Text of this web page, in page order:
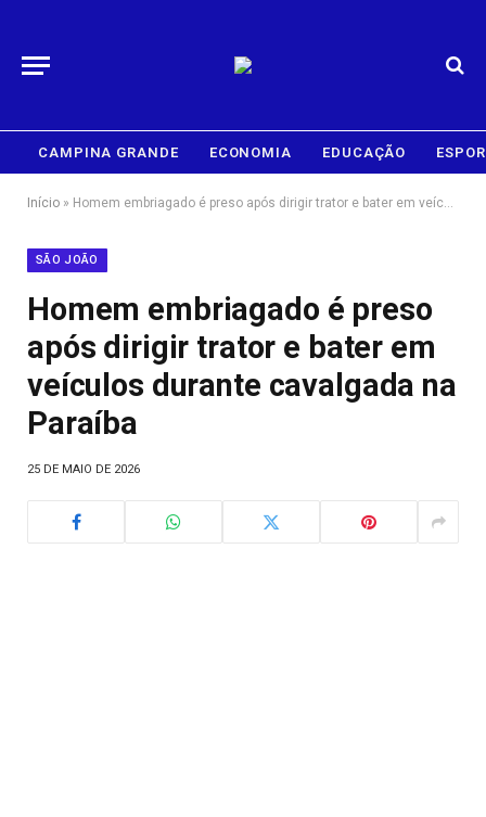
CAMPINA GRANDE ECONOMIA EDUCAÇÃO
Início » Homem embriagado é preso após dirigir trator e bater em veículos durante cavalgada na Paraíba
SÃO JOÃO
Homem embriagado é preso
após dirigir trator e bater em
veículos durante cavalgada na
Paraíba
25 DE MAIO DE 2026